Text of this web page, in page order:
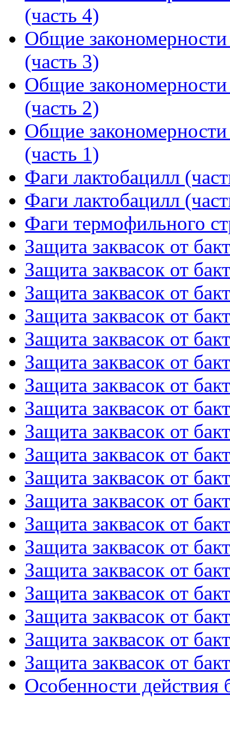
(часть 4)
Общие
(часть 3)
Общие
(часть 2)
Общие
(часть 1)
Фаги лактобацилл
Фаги лактобацилл
Фаги термофильного
Защита заквасок от
Защита заквасок от
Защита заквасок от
Защита заквасок от
Защита заквасок от
Защита заквасок от
Защита заквасок от
Защита заквасок от
Защита заквасок от
Защита заквасок от
Защита заквасок от
Защита заквасок от
Защита заквасок от
Защита заквасок от
Защита заквасок от
Защита заквасок от
Защита заквасок от
Защита заквасок от
Защита заквасок от
Особенности действия